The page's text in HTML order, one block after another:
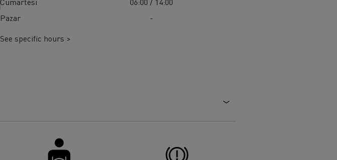
Maden taşımacılığı Tanker taşımacılığı
Pazar
-
See specific hours >